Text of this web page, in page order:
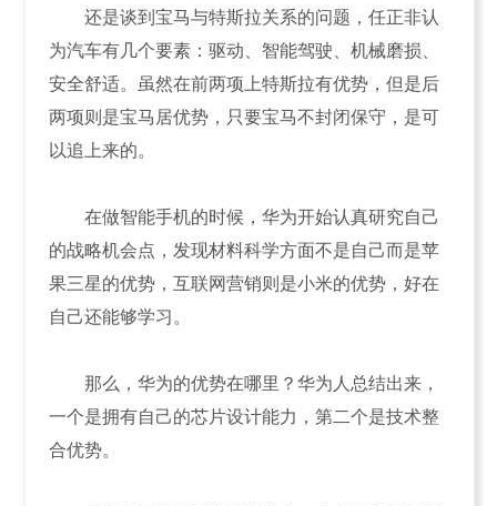
还是谈到宝马与特斯拉关系的问题，任正非认
为汽车有几个要素：驱动、智能驾驶、机械磨损、
安全舒适。虽然在前两项上特斯拉有优势，但是后
两项则是宝马居优势，只要宝马不封闭保守，是可
以追上来的。
在做智能手机的时候，华为开始认真研究自己
的战略机会点，发现材料科学方面不是自己而是苹
果三星的优势，互联网营销则是小米的优势，好在
自己还能够学习。
那么，华为的优势在哪里？华为人总结出来，
一个是拥有自己的芯片设计能力，第二个是技术整
合优势。